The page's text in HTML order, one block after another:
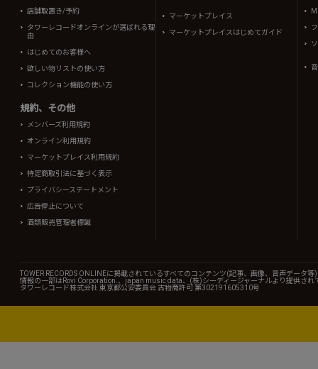
店舗取置き/予約
タワーレコードオンラインが選ばれる理
由
はじめてのお客様へ
欲しい物リストの使い方
コレクション機能の使い方
規約、その他
メンバーズ利用規約
オンライン利用規約
マーケットプレイス利用規約
特定商取引法に基づく表示
プライバシーステートメント
広告停止について
酒類販売管理者標識
マーケットプレイス
マーケットプレイスはじめてガイド
TOWER RECORDS ONLINEに掲載されているすべてのコンテンツ(記事、画像、音声データ
情報の一部はRovi Corporation.、japan music data、(株)シーディージャーナルより提供され
タワーレコード株式会社 東京都公安委員会 古物商許可 第302191605310号